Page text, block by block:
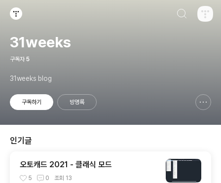
31weeks
구독자 5
31weeks blog
구독하기 방명록
인기글
오토캐드 2021 - 클래식 모드
5 0 조회 13